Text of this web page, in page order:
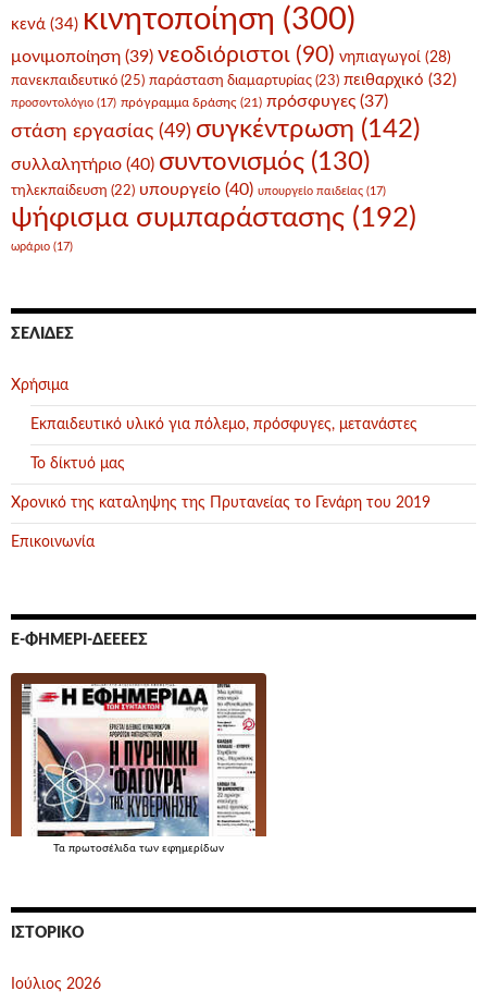
κενά (34) κινητοποίηση (300)
μονιμοποίηση (39) νεοδιόριστοι (90) νηπιαγωγοί (28)
πανεκπαιδευτικό (25) παράσταση διαμαρτυρίας (23) πειθαρχικό (32)
προσοντολόγιο (17) πρόγραμμα δράσης (21) πρόσφυγες (37)
στάση εργασίας (49) συγκέντρωση (142)
συλλαλητήριο (40) συντονισμός (130)
τηλεκπαίδευση (22) υπουργείο (40) υπουργείο παιδείας (17)
ψήφισμα συμπαράστασης (192)
ωράριο (17)
ΣΕΛΊΔΕΣ
Χρήσιμα
Εκπαιδευτικό υλικό για πόλεμο, πρόσφυγες, μετανάστες
Το δίκτυό μας
Χρονικό της καταληψης της Πρυτανείας το Γενάρη του 2019
Επικοινωνία
Ε-ΦΗΜΕΡΊ-ΔΕΕΕΕΣ
Τα πρωτοσέλιδα των εφημερίδων
ΙΣΤΟΡΙΚΌ
Ιούλιος 2026